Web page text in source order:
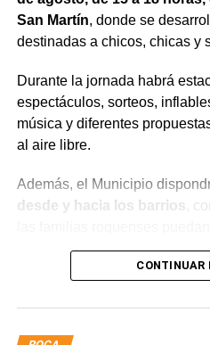
San Martín, donde se
destinadas a chicos, chicas y
Durante la jornada habrá
espectáculos, sorteos,
música y diferentes
al aire libre.
Además, el Municipio
desde y hacia los barrios ,
participar de la celebración.
CONTINUAR